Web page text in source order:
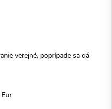
verejné, poprípade sa dá